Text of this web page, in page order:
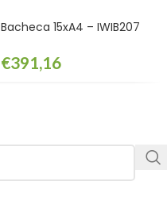
Bacheca 15xA4 – IWIB207
€391,16